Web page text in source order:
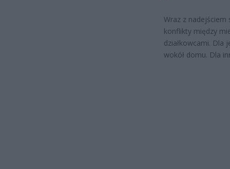
Wraz z
konflikty między
działkowcami. Dla
wokół domu. Dla